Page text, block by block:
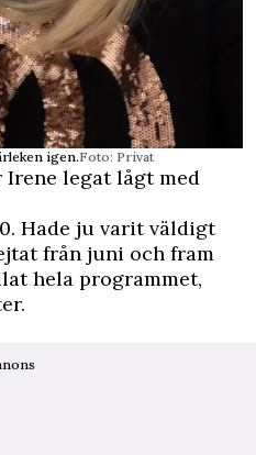
igen.Foto: Privat
Irene legat lågt med
Hade ju varit väldigt
från juni och fram
hela programmet,